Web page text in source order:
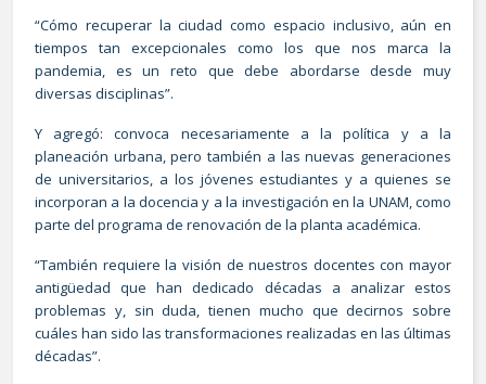
“Cómo recuperar la ciudad como espacio inclusivo, aún en
tiempos tan excepcionales como los que nos marca la
pandemia, es un reto que debe abordarse desde muy
diversas disciplinas”.
Y agregó: convoca necesariamente a la política y a la
planeación urbana, pero también a las nuevas generaciones
de universitarios, a los jóvenes estudiantes y a quienes se
incorporan a la docencia y a la investigación en la UNAM, como
parte del programa de renovación de la planta académica.
“También requiere la visión de nuestros docentes con mayor
antigüedad que han dedicado décadas a analizar estos
problemas y, sin duda, tienen mucho que decirnos sobre
cuáles han sido las transformaciones realizadas en las últimas
décadas”.